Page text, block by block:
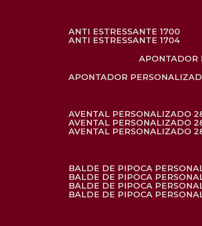
ANTI ESTRESSANTE 1700
ANTI ESTRESSANTE 1704
APONTADOR
AVENTAL PERSONALIZADO
AVENTAL PERSONALIZADO
AVENTAL PERSONALIZADO
BALDE DE PIPOCA
BALDE DE PIPOCA
BALDE DE PIPOCA
BALDE DE PIPOCA